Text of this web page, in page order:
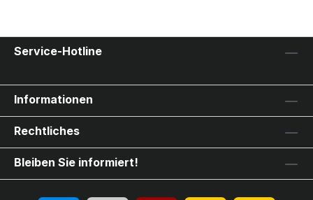
Service-Hotline
Informationen
Rechtliches
Bleiben Sie informiert!